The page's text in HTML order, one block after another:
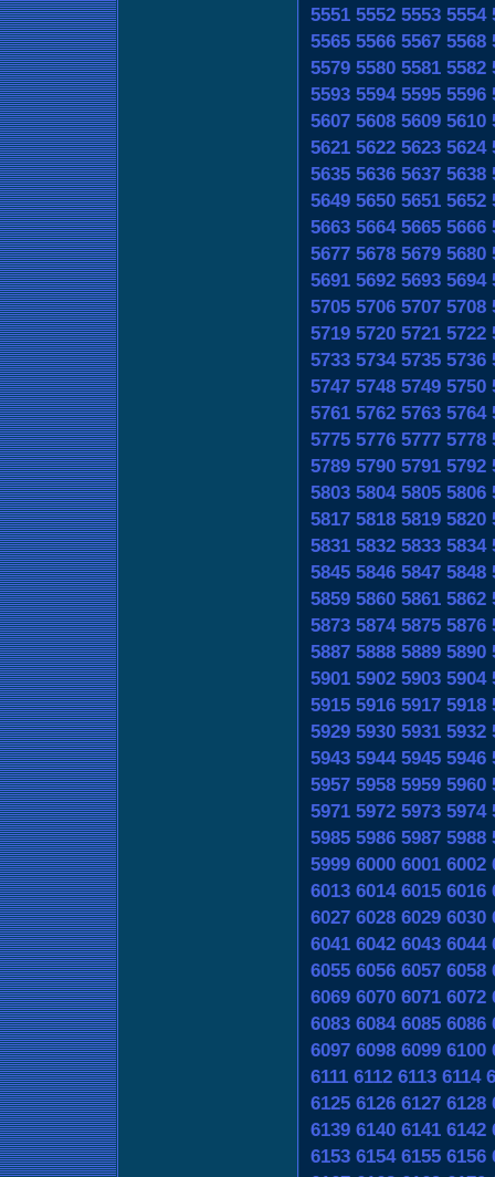
5551 5552 5553 5554
5565 5566 5567 5568
5579 5580 5581 5582
5593 5594 5595 5596
5607 5608 5609 5610
5621 5622 5623 5624
5635 5636 5637 5638
5649 5650 5651 5652
5663 5664 5665 5666
5677 5678 5679 5680
5691 5692 5693 5694
5705 5706 5707 5708
5719 5720 5721 5722
5733 5734 5735 5736
5747 5748 5749 5750
5761 5762 5763 5764
5775 5776 5777 5778
5789 5790 5791 5792
5803 5804 5805 5806
5817 5818 5819 5820
5831 5832 5833 5834
5845 5846 5847 5848
5859 5860 5861 5862
5873 5874 5875 5876
5887 5888 5889 5890
5901 5902 5903 5904
5915 5916 5917 5918
5929 5930 5931 5932
5943 5944 5945 5946
5957 5958 5959 5960
5971 5972 5973 5974
5985 5986 5987 5988
5999 6000 6001 6002
6013 6014 6015 6016
6027 6028 6029 6030
6041 6042 6043 6044
6055 6056 6057 6058
6069 6070 6071 6072
6083 6084 6085 6086
6097 6098 6099 6100
6111 6112 6113 6114
6125 6126 6127 6128
6139 6140 6141 6142
6153 6154 6155 6156